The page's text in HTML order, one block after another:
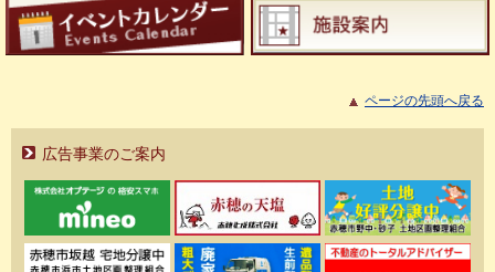
ページの先頭へ戻る
広告事業のご案内